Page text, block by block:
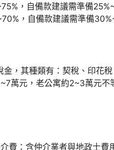
，自備款建議需準備
，自備款建議需準備
，其種類有：契稅、印花
萬元，老公寓約2~3萬元不
費：含仲介業者與地政士